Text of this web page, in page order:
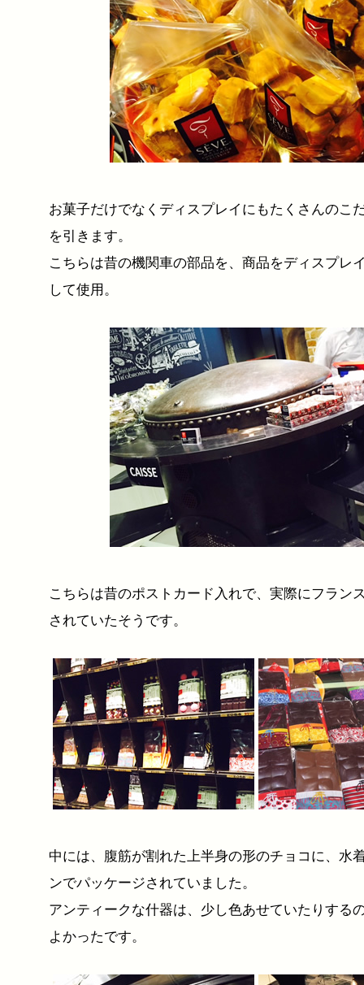
お菓子だけでなくディスプレイにもたくさんのこ
を引きます。
こちらは昔の機関車の部品を、商品をディスプレ
して使用。
こちらは昔のポストカード入れで、実際にフラン
されていたそうです。
中には、腹筋が割れた上半身の形のチョコに、水
ンでパッケージされていました。
アンティークな什器は、少し色あせていたりする
よかったです。